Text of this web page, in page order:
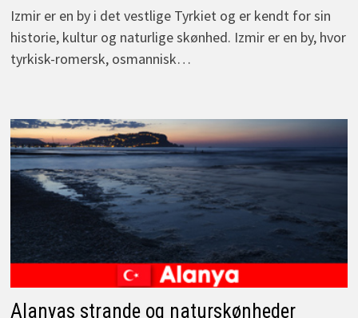
Izmir er en by i det vestlige Tyrkiet og er kendt for sin
historie, kultur og naturlige skønhed. Izmir er en by, hvor
tyrkisk-romersk, osmannisk…
Alanyas strande og naturskønheder